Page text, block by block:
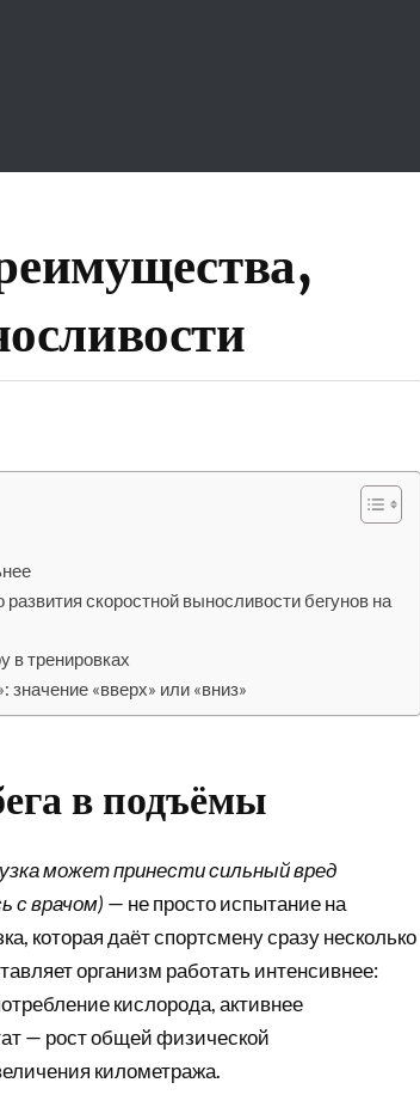
развития скоростной выносливости бегунов на
в тренировках
«вверх» или «вниз»
в подъёмы
может принести сильный вред
с врачом) — не просто испытание на
которая даёт спортсмену сразу несколько
организм работать интенсивнее:
кислорода, активнее
— рост общей физической
километража.